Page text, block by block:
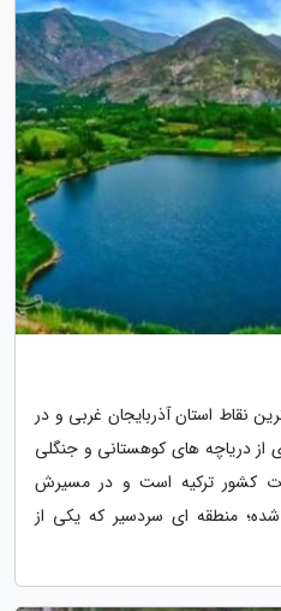
نقاط استان آذربایجان غربی و در
از دریاچه های کوهستانی و جنگلی
کشور ترکیه است و در مسیرش
شده؛ منطقه ای سردسیر که یکی از